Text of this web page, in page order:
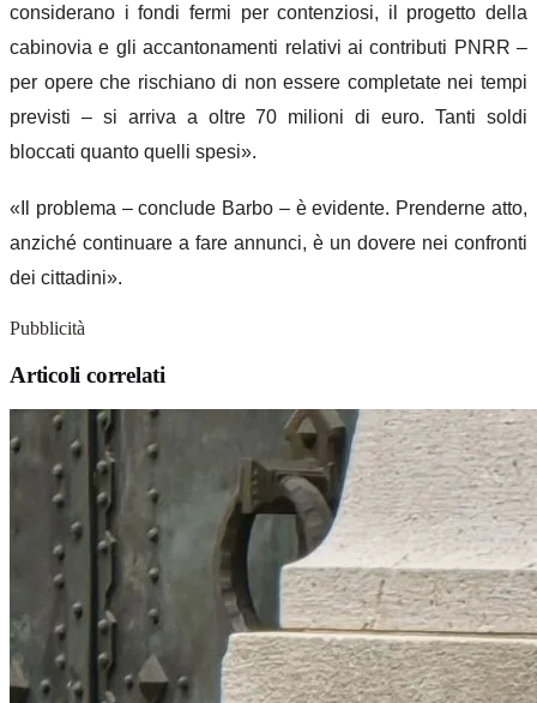
considerano i fondi fermi per contenziosi, il progetto della
cabinovia e gli accantonamenti relativi ai contributi PNRR –
per opere che rischiano di non essere completate nei tempi
previsti – si arriva a oltre 70 milioni di euro. Tanti soldi
bloccati quanto quelli spesi».
«Il problema – conclude Barbo – è evidente. Prenderne atto,
anziché continuare a fare annunci, è un dovere nei confronti
dei cittadini».
Pubblicità
Articoli correlati